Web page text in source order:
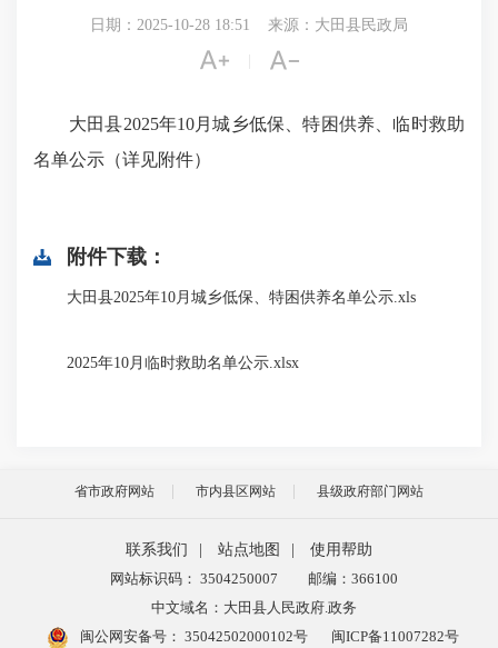
日期：2025-10-28 18:51 来源：大田县民政局
 
大田县2025年10月城乡低保、特困供养、临时救助
名单公示（详见附件）
附件下载：
大田县2025年10月城乡低保、特困供养名单公示.xls
2025年10月临时救助名单公示.xlsx
省市政府网站 市内县区网站 县级政府部门网站
联系我们 站点地图
使用帮助
网站标识码： 3504250007
邮编：366100
中文域名：大田县人民政府.政务
闽公网安备号： 35042502000102号 闽ICP备11007282号